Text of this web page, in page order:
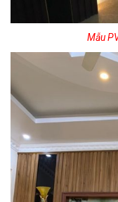
Mẫu